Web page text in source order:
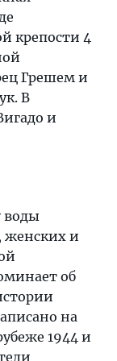
крепости 4
Грешем и
В
и
воды
женских и
об
на
1944 и